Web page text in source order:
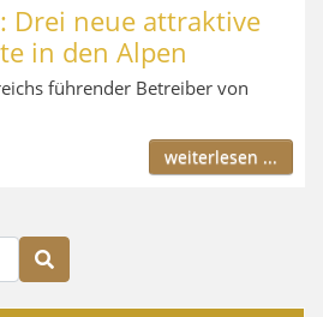
Drei neue attraktive
in den Alpen
führender Betreiber von
weiterlesen ...